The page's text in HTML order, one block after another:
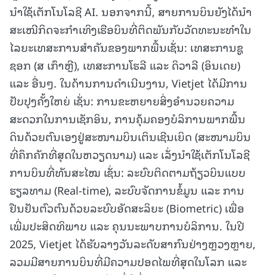
ນຳໃຊ້ເຕັກໂນໂລຊີ AI. ນອກຈາກນີ້, ສາຍການບິນຍັງໄດ້ນຳ
ສະເໜີກິດຈະກຳເທິງເຮືອບິນທີ່ຕິດພັນກັບວັດທະນະທຳໃນ
ໄລຍະເທສະການສຳຄັນຂອງພາກພື້ນເຊັ່ນ: ເທສະການຊູ
ຊອກ (ສ ເກົາຫຼີ), ເທສະການໂຮລີ ແລະ ດິວາລີ (ອິນເດຍ)
ແລະ ອື່ນໆ. ໃນດ້ານການດຳເນີນງານ, Vietjet ໄດ້ມີການ
ປັບປຸງຄັ້ງໃຫຍ່ ເຊັ່ນ: ການຂະຫຍາຍສິ່ງອຳນວຍຄວາມ
ສະດວກໃນການເຊັກອິນ, ການຄຸ້ມຄອງບໍລິການພາກພື້ນ
ດິນດ້ວຍຕົນເອງຢູ່ສະໜາມບິນເຕິນເຊີນເຍິດ (ສະໜາມບິນ
ທີ່ຄຶກຄັກທີ່ສຸດໃນຫວຽດນາມ) ແລະ ເລັ່ງນຳໃຊ້ເຕັກໂນໂລຊີ
ການບິນທີ່ທັນສະໄໝ ເຊັ່ນ: ລະບົບຕິດຕາມຖ້ຽວບິນແບບ
ຮຽລທາມ (Real-time), ລະບົບຈັດການຂໍ້ມູນ ແລະ ການ
ຢືນຢັນຕົວຕົນດ້ວຍລະບົບອັດສະລິຍະ (Biometric) ເພື່ອ
ເພີ່ມປະສິດທິພາບ ແລະ ຄຸນນະພາບການບໍລິການ. ໃນປີ
2025, Vietjet ໄດ້ຮັບລາງວັນລະດັບສາກົນຢ່າງຫຼວງຫຼາຍ,
ລວມມີສາຍການບິນທີ່ມີຄວາມປອດໄພທີ່ສຸດໃນໂລກ ແລະ